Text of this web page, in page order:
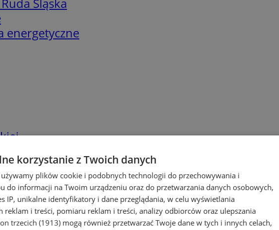
energetyczne
korzystanie z Twoich danych
plików cookie i podobnych technologii do przechowywania i
do informacji na Twoim urządzeniu oraz do przetwarzania danych osobowych,
IP, unikalne identyfikatory i dane przeglądania, w celu wyświetlania
reklam i treści, pomiaru reklam i treści, analizy odbiorców oraz ulepszania
trzecich (1913) mogą również przetwarzać Twoje dane w tych i innych celach,